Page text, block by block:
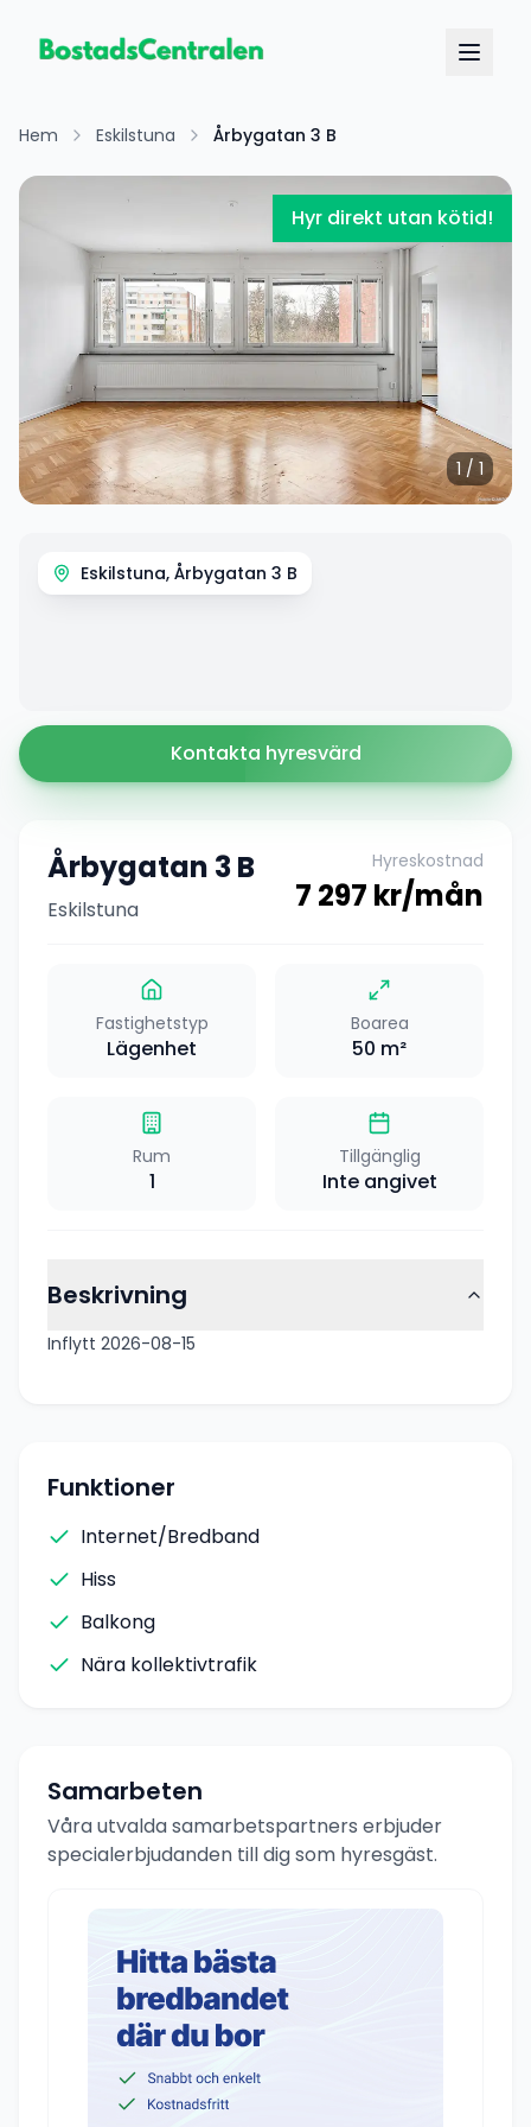
Hem Eskilstuna Årbygatan 3 B
Hyr direkt utan kötid!
1 / 1
Eskilstuna, Årbygatan 3 B
Kontakta hyresvärd
Årbygatan 3 B
Eskilstuna
Hyreskostnad
7 297 kr/mån
Fastighetstyp
Lägenhet
Boarea
50 m²
Rum
1
Tillgänglig
Inte angivet
Beskrivning
Inflytt 2026-08-15
Funktioner
Internet/Bredband
Hiss
Balkong
Nära kollektivtrafik
Samarbeten
Våra utvalda samarbetspartners erbjuder
specialerbjudanden till dig som hyresgäst.